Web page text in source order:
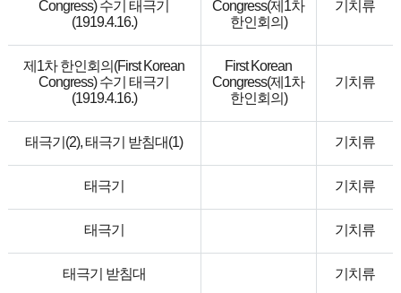
Congress) 수기 태극기
(1919.4.16.)
Congress(제1차
한인회의)
기치류
제1차 한인회의(First Korean
Congress) 수기 태극기
(1919.4.16.)
First Korean
Congress(제1차
한인회의)
기치류
태극기(2), 태극기 받침대(1) 기치류
태극기 기치류
태극기 기치류
태극기 받침대 기치류